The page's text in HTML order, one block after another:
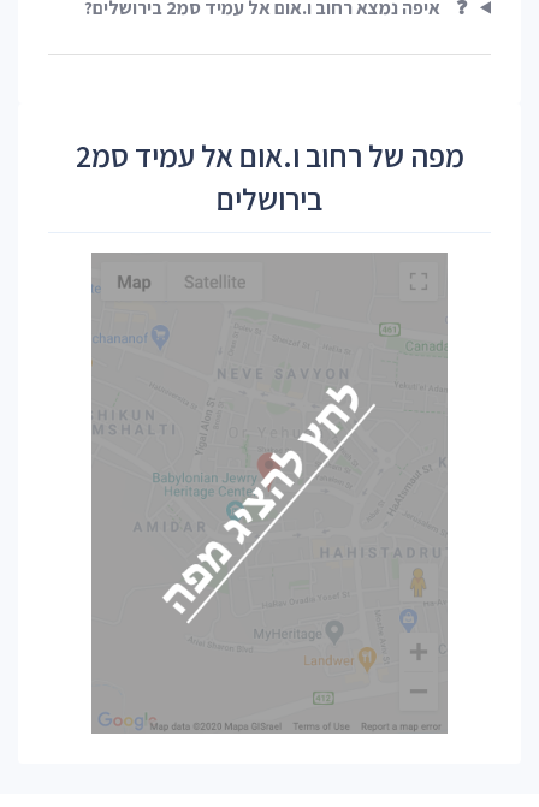
❓ איפה נמצא רחוב ו.אום אל עמיד סמ2 בירושלים?
מפה של רחוב ו.אום אל עמיד סמ2
בירושלים